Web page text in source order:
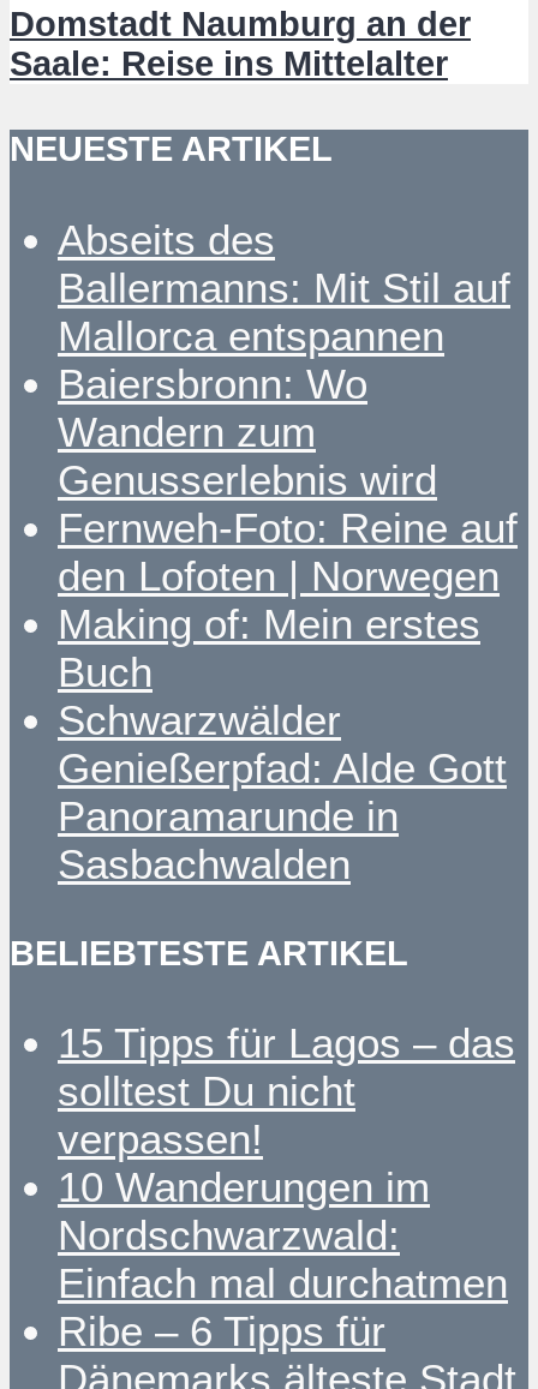
Domstadt Naumburg an der
Saale: Reise ins Mittelalter
NEUESTE ARTIKEL
Abseits des
Ballermanns: Mit Stil auf
Mallorca entspannen
Baiersbronn: Wo
Wandern zum
Genusserlebnis wird
Fernweh-Foto: Reine auf
den Lofoten | Norwegen
Making of: Mein erstes
Buch
Schwarzwälder
Genießerpfad: Alde Gott
Panoramarunde in
Sasbachwalden
BELIEBTESTE ARTIKEL
15 Tipps für Lagos – das
solltest Du nicht
verpassen!
10 Wanderungen im
Nordschwarzwald:
Einfach mal durchatmen
Ribe – 6 Tipps für
Dänemarks älteste Stadt